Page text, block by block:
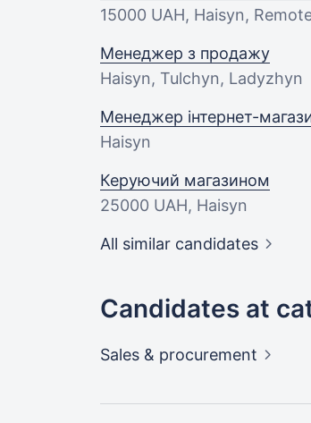
15000 UAH, Haisyn,
Менеджер з продажу
Haisyn, Tulchyn, Ladyzhyn
Менеджер інтернет-
Haisyn
Керуючий магазином
25000 UAH, Haisyn
All similar candidates
Candidates at
Sales & procurement